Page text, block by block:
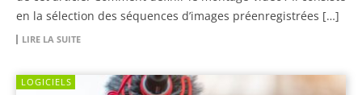
en la sélection des séquences d’images préenregistrées […]
LIRE LA SUITE
LOGICIELS